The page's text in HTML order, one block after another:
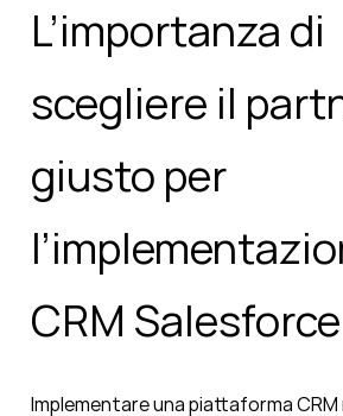
L’importanza di
scegliere il
giusto per
CRM Salesforce
Implementare una piattaforma CRM